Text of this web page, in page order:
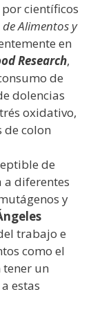
científicos
Alimentos y
en
Research,
de
dolencias
oxidativo,
de colon
de
diferentes
y
trabajo e
como el
tener un
estas